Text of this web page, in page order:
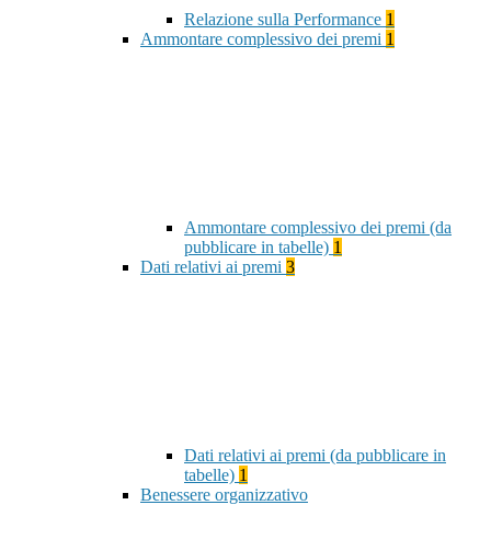
Relazione sulla Performance 1
Ammontare complessivo dei premi 1
Ammontare complessivo dei premi (da
pubblicare in tabelle) 1
Dati relativi ai premi 3
Dati relativi ai premi (da pubblicare in
tabelle) 1
Benessere organizzativo